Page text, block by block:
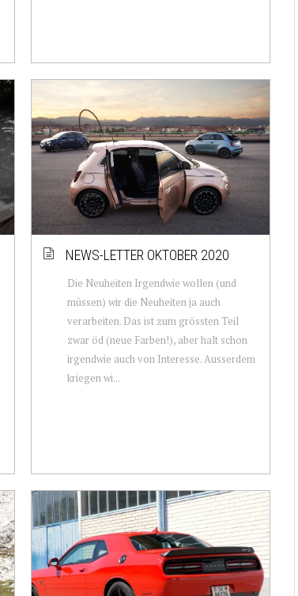
NEWS-LETTER OKTOBER 2020
Die Neuheiten Irgendwie wollen (und
müssen) wir die Neuheiten ja auch
verarbeiten. Das ist zum grössten Teil
zwar öd (neue Farben!), aber halt schon
irgendwie auch von Interesse. Ausserdem
kriegen wi...